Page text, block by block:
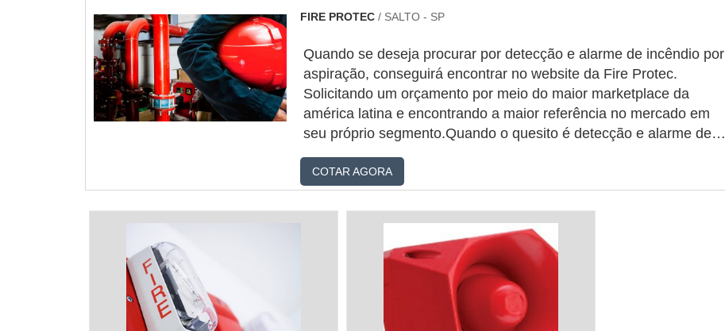
FIRE PROTEC / SALTO - SP
Quando se deseja procurar por detecção e alarme de incêndio por
aspiração, conseguirá encontrar no website da Fire Protec.
Solicitando um orçamento por meio do maior marketplace da
américa latina e encontrando a maior referência no mercado em
seu próprio segmento.Quando o quesito é detecção e alarme de
com proteção com soluções para questões relativas à segurança
contra i...
COTAR AGORA